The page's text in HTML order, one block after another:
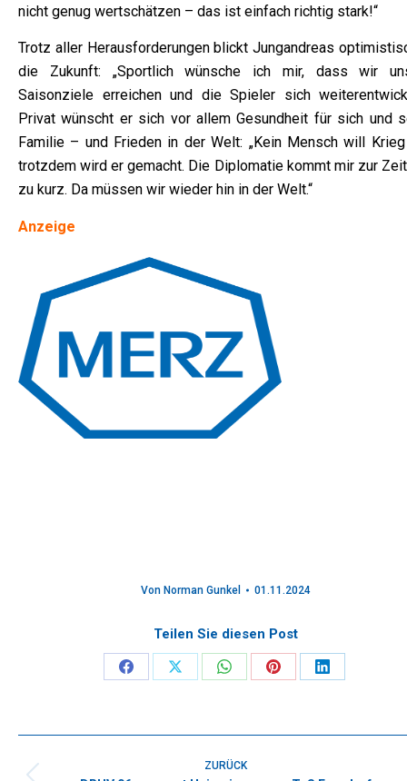
nicht genug wertschätzen – das ist einfach richtig stark!“
Trotz aller Herausforderungen blickt Jungandreas
die Zukunft: „Sportlich wünsche ich mir, dass wir
Saisonziele erreichen und die Spieler sich
Privat wünscht er sich vor allem Gesundheit für sich und
Familie – und Frieden in der Welt: „Kein Mensch will
trotzdem wird er gemacht. Die Diplomatie kommt mir zur
zu kurz. Da müssen wir wieder hin in der Welt.“
Anzeige
Von Norman Gunkel 01.11.2024
Teilen Sie diesen Post
Share
Facebook
Share
X
Share
WhatsApp
Share
Pinterest
Share
LinkedIn
ZURÜCK